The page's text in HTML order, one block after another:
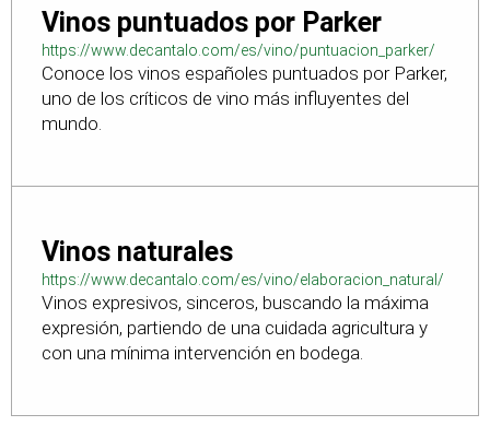
Vinos puntuados por Parker
https://www.decantalo.com/es/vino/puntuacion_parker/
Conoce los vinos españoles puntuados por Parker,
uno de los críticos de vino más influyentes del
mundo.
Vinos naturales
https://www.decantalo.com/es/vino/elaboracion_natural/
Vinos expresivos, sinceros, buscando la máxima
expresión, partiendo de una cuidada agricultura y
con una mínima intervención en bodega.